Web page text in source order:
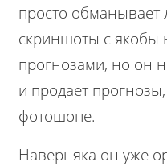
просто обманывает
скриншоты с
прогнозами, но он
и продает
фотошопе.
Наверняка он уже